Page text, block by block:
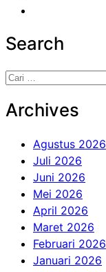
Search
Cari
Archives
Agustus 2026
Juli 2026
Juni 2026
Mei 2026
April 2026
Maret 2026
Februari 2026
Januari 2026